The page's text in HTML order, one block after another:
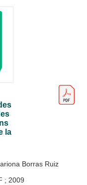
la
Borras Ruiz
; 2009